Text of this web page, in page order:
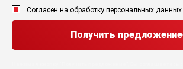
Согласен на обработку персональных данных
Получить предложение